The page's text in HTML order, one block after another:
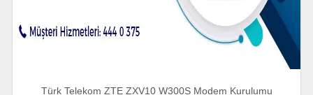
Türk Telekom ZTE ZXV10 W300S Modem Kurulumu